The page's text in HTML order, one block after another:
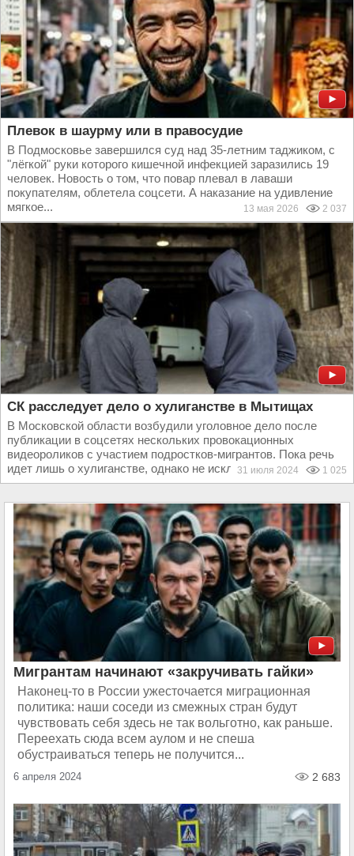
Плевок в шаурму или в правосудие
В Подмосковье завершился суд над 35-летним таджиком, с
"лёгкой" руки которого кишечной инфекцией заразились 19
человек. Новость о том, что повар плевал в лаваши
покупателям, облетела соцсети. А наказание на удивление
мягкое...
13 мая 2026 2 037
СК расследует дело о хулиганстве в Мытищах
В Московской области возбудили уголовное дело после
публикации в соцсетях нескольких провокационных
видеороликов с участием подростков-мигрантов. Пока речь
идет лишь о хулиганстве, однако не исключено, что...
31 июля 2024 1 025
Мигрантам начинают «закручивать гайки»
Наконец-то в России ужесточается миграционная
политика: наши соседи из смежных стран будут
чувствовать себя здесь не так вольготно, как раньше.
Переехать сюда всем аулом и не спеша
обустраиваться теперь не получится...
6 апреля 2024 2 683